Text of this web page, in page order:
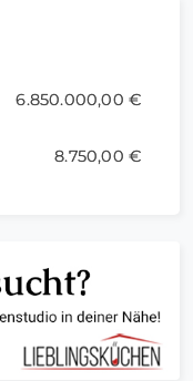
6.850.000,00 €
8.750,00 €